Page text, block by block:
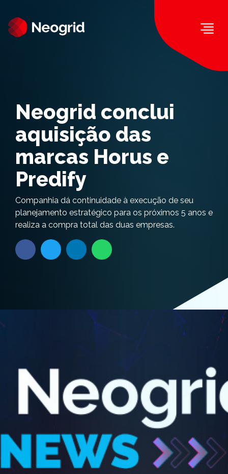
Neogrid conclui
aquisição das
marcas Horus e
Predify
Companhia dá continuidade à execução de seu
planejamento estratégico para os próximos 5 anos e
realiza a compra total das duas empresas.